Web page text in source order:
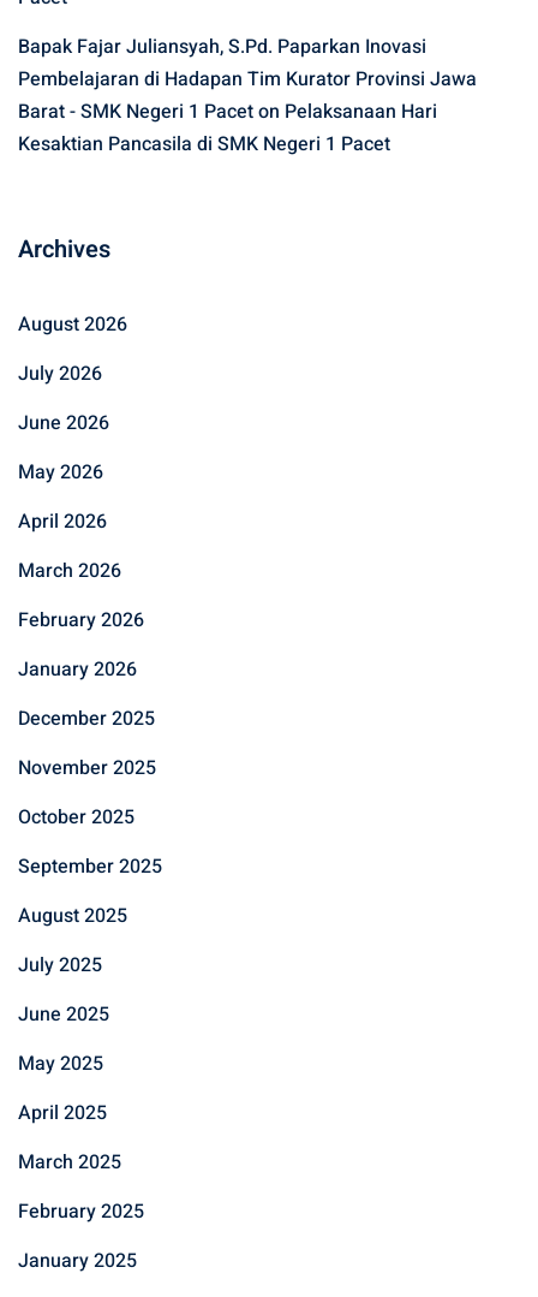
Bapak Fajar Juliansyah, S.Pd. Paparkan Inovasi
Pembelajaran di Hadapan Tim Kurator Provinsi Jawa
Barat - SMK Negeri 1 Paceton Pelaksanaan Hari
Kesaktian Pancasila di SMK Negeri 1 Pacet
Archives
August 2026
July 2026
June 2026
May 2026
April 2026
March 2026
February 2026
January 2026
December 2025
November 2025
October 2025
September 2025
August 2025
July 2025
June 2025
May 2025
April 2025
March 2025
February 2025
January 2025